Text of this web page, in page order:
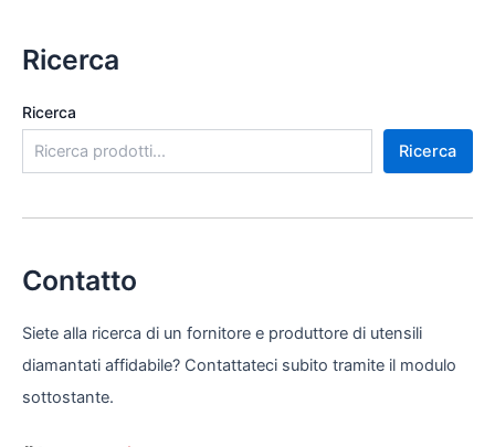
Ricerca
Ricerca
Ricerca
Contatto
Siete alla ricerca di un fornitore e produttore di utensili
diamantati affidabile? Contattateci subito tramite il modulo
sottostante.